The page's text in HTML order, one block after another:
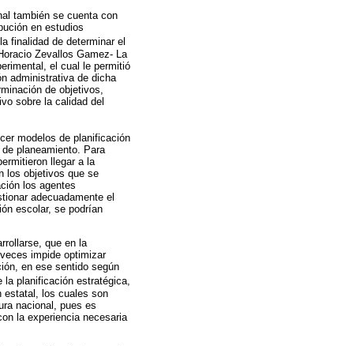
también se cuenta con
en estudios
finalidad de determinar el
Zevallos Gamez- La
el cual le permitió
administrativa de dicha
de objetivos,
sobre la calidad del
modelos de planificación
planeamiento. Para
llegar a la
los objetivos que se
los agentes
adecuadamente el
escolar, se podrían
que en la
impide optimizar
en ese sentido según
la planificación estratégica,
estatal, los cuales son
nacional, pues es
la experiencia necesaria